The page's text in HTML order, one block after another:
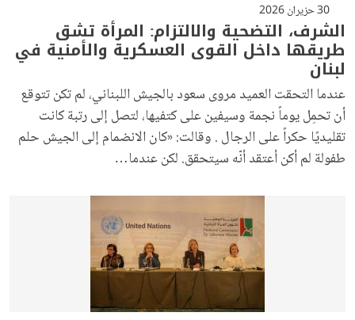
30 حزيران 2026
الشرف، التضحية والالتزام: المرأة تشق
طريقها داخل القوى العسكرية والأمنية في
لبنان
عندما التحقت العميد مروى سعود بالجيش اللبناني، لم تكن تتوقع
أن تحمِل يوماً نجمة وسيفين على كتفيها، لتصل إلى رتبة كانت
تقليديًا حكراً على الرجال . وقالت: «كان الانضمام إلى الجيش حلم
طفولة لم أكن أعتقد أنّه سيتحقق. لكن عندما…